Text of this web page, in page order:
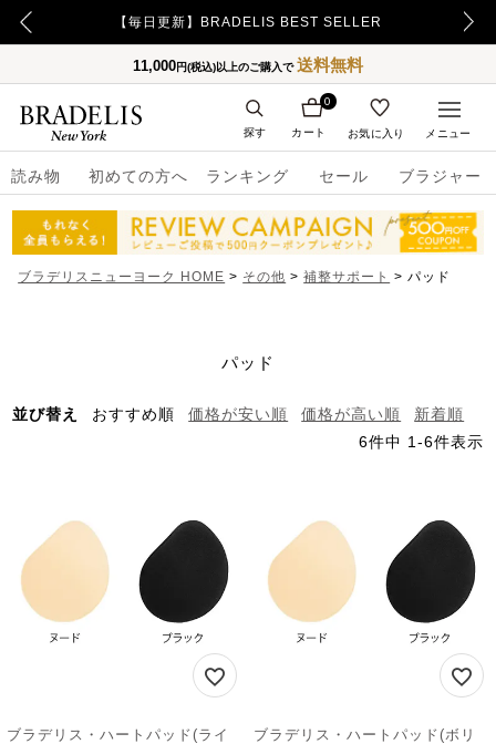
【500ポイント】LINE ID連携でプレゼント！
11,000円(税込)以上のご購入で送料無料
読み物 初めての方へ ランキング セール ブラジャー
カート
0
お気に入り
探す メニュー
ブラデリスニューヨーク HOME その他 補整サポート パッド
パッド
並び替え おすすめ順 価格が安い順 価格が高い順
新着順
6件中 1 -6件表示
ブラデリス・ハートパッド(ライ
ブラデリス・ハートパッド(ボリ